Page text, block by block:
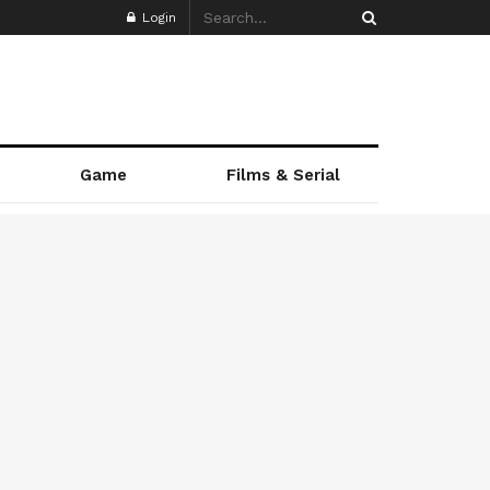
Login
Game Films & Serial